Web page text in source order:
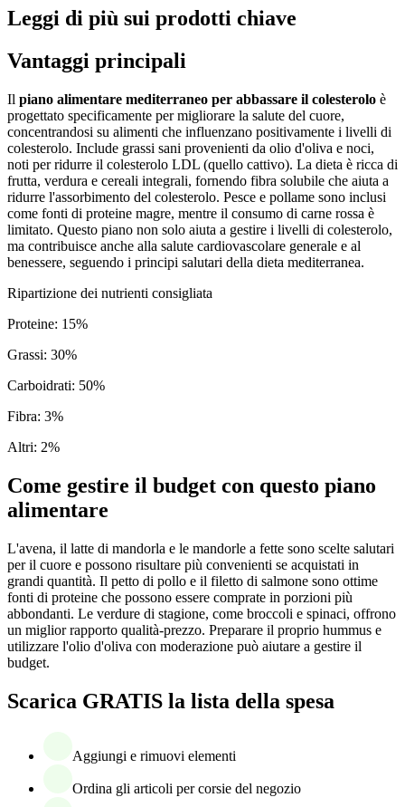
Leggi di più sui prodotti chiave
Vantaggi principali
Il piano alimentare mediterraneo per abbassare il colesterolo è
progettato specificamente per migliorare la salute del cuore,
concentrandosi su alimenti che influenzano positivamente i livelli di
colesterolo. Include grassi sani provenienti da olio d'oliva e noci,
noti per ridurre il colesterolo LDL (quello cattivo). La dieta è ricca di
frutta, verdura e cereali integrali, fornendo fibra solubile che aiuta a
ridurre l'assorbimento del colesterolo. Pesce e pollame sono inclusi
come fonti di proteine magre, mentre il consumo di carne rossa è
limitato. Questo piano non solo aiuta a gestire i livelli di colesterolo,
ma contribuisce anche alla salute cardiovascolare generale e al
benessere, seguendo i principi salutari della dieta mediterranea.
Ripartizione dei nutrienti consigliata
Proteine: 15%
Grassi: 30%
Carboidrati: 50%
Fibra: 3%
Altri: 2%
Come gestire il budget con questo piano
alimentare
L'avena, il latte di mandorla e le mandorle a fette sono scelte salutari
per il cuore e possono risultare più convenienti se acquistati in
grandi quantità. Il petto di pollo e il filetto di salmone sono ottime
fonti di proteine che possono essere comprate in porzioni più
abbondanti. Le verdure di stagione, come broccoli e spinaci, offrono
un miglior rapporto qualità-prezzo. Preparare il proprio hummus e
utilizzare l'olio d'oliva con moderazione può aiutare a gestire il
budget.
Scarica GRATIS la lista della spesa
Aggiungi e rimuovi elementi
Ordina gli articoli per corsie del negozio